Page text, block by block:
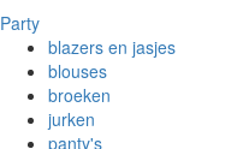
Party
blazers en jasjes
blouses
broeken
jurken
panty's